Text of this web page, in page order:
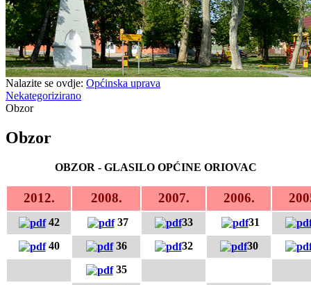
Nalazite se ovdje: Općinska uprava
Nekategorizirano
Obzor
Obzor
OBZOR - GLASILO OPĆINE ORIOVAC
2012. 2008. 2007. 2006.
42 37 33
31
40
36 32
30
35